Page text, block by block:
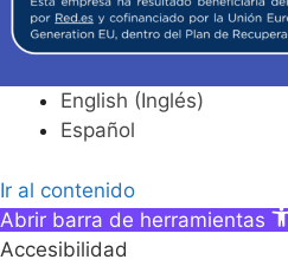
English (Inglés)
Español
Ir al contenido
Abrir barra de herramientas
Accesibilidad